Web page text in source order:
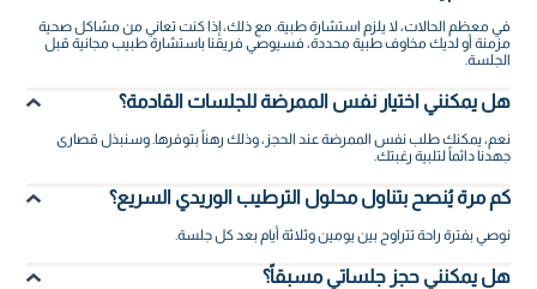
في معظم الحالات، لا يلزم استشارة طبية. مع ذلك، إذا كنت تعاني من مشاكل صحية
مزمنة أو لديك مخاوف طبية محددة، فسيوصي فريقنا باستشارة طبيب مجانية قبل
الجلسة.
هل يمكنني اختيار نفس الممرضة للجلسات القادمة؟
نعم، يمكنك طلب نفس الممرضة عند الحجز، وذلك رهناً بتوفرها. وسنبذل قصارى
جهدنا دائماً لتلبية رغبتك.
كم مرة يُنصح بتناول محلول الترطيب الوريدي السريع؟
نوصي بفترة راحة تتراوح بين يومين وثلاثة أيام بعد كل جلسة.
هل يمكنني حجز جلساتي مسبقاً؟